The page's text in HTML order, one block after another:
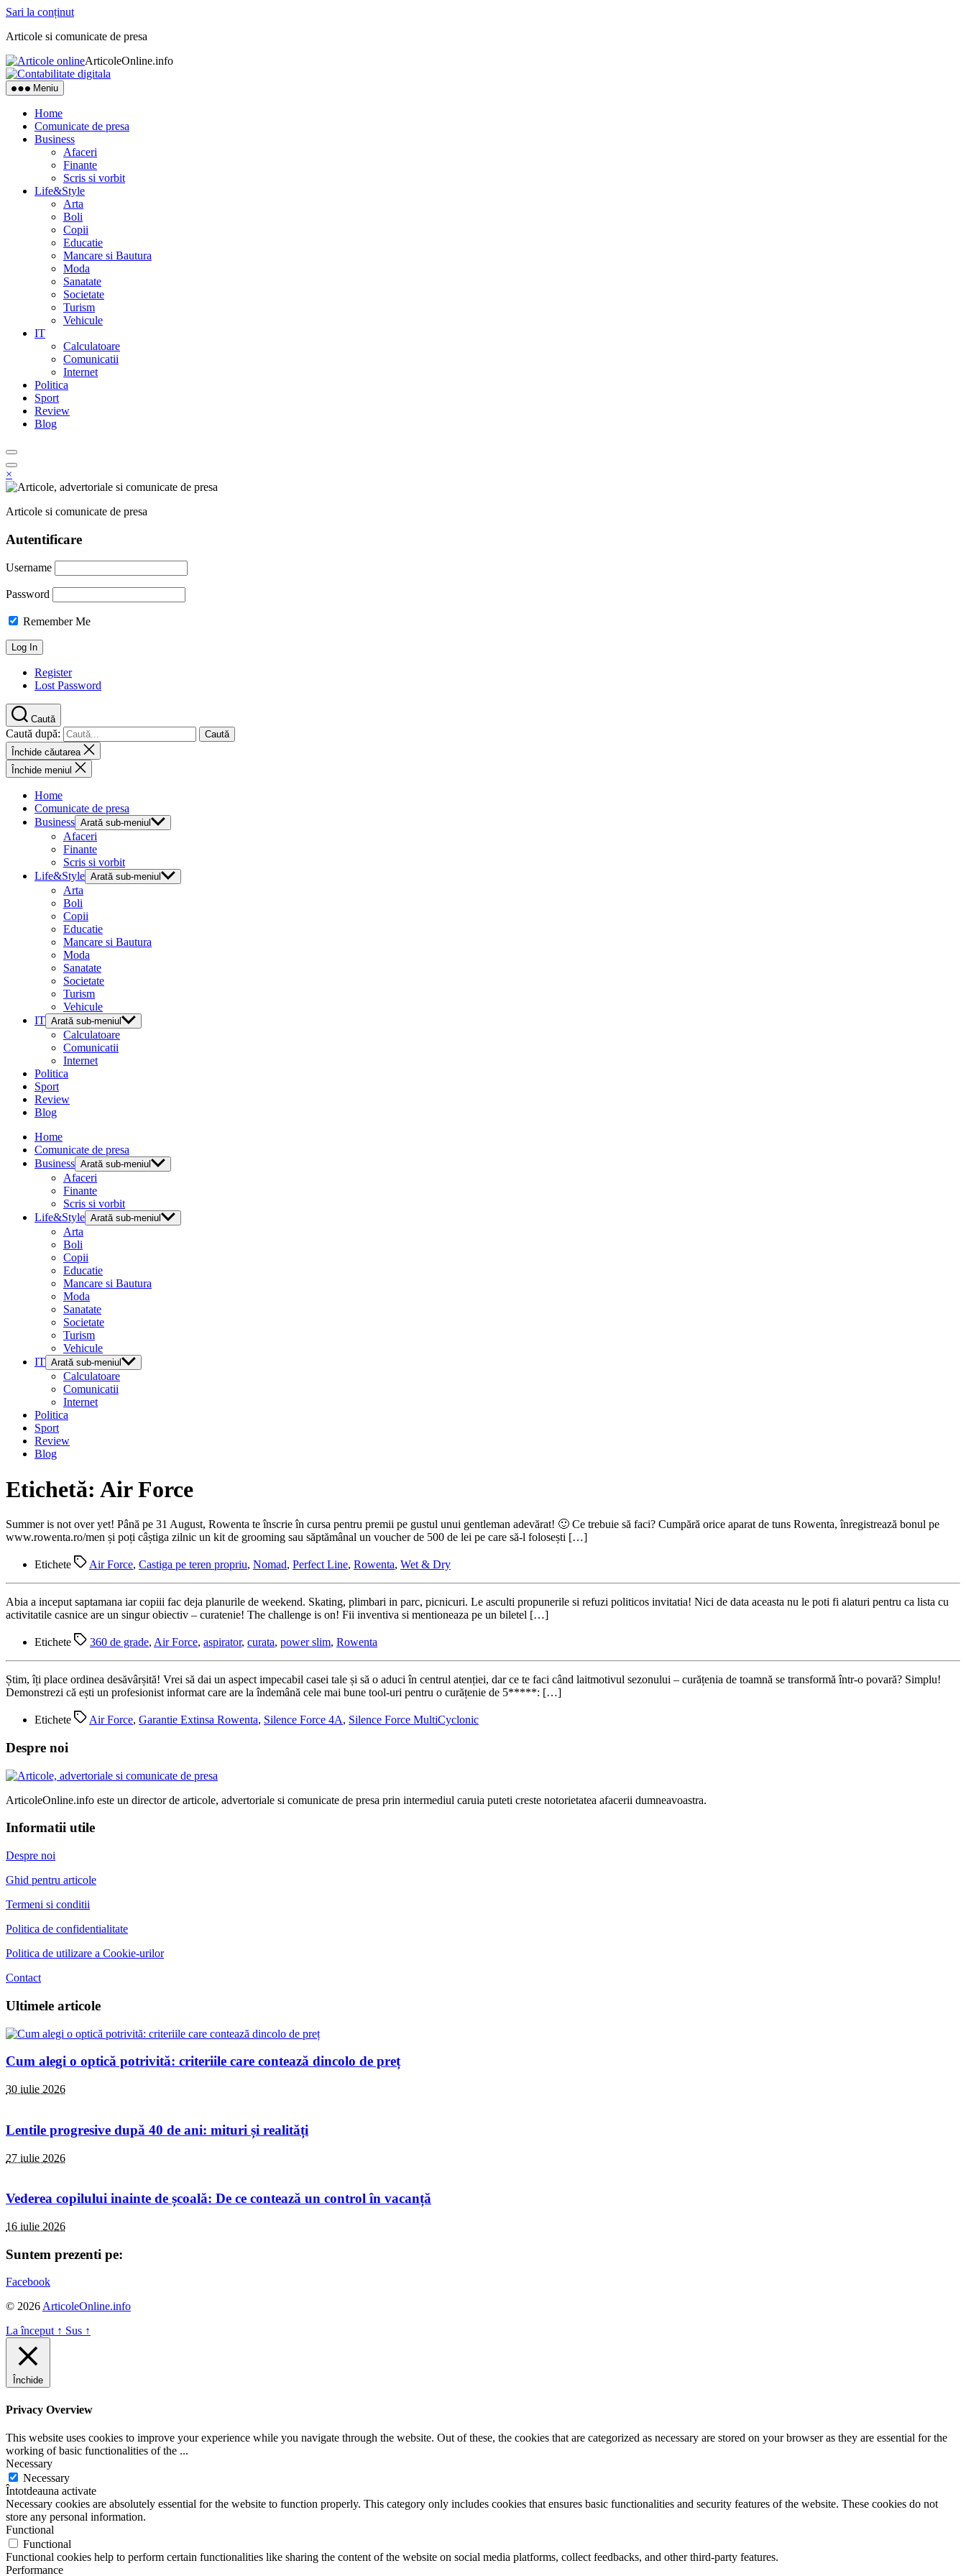
Sari la conținut
Articole si comunicate de presa
ArticoleOnline.info
Meniu
Home
Comunicate de presa
Business
Afaceri
Finante
Scris si vorbit
Life&Style
Arta
Boli
Copii
Educatie
Mancare si Bautura
Moda
Sanatate
Societate
Turism
Vehicule
IT
Calculatoare
Comunicatii
Internet
Politica
Sport
Review
Blog
×
Articole si comunicate de presa
Autentificare
Username
Password
Remember Me
Register
Lost Password
Caută
Caută după:
Închide căutarea
Închide meniul
Home
Comunicate de presa
Business Arată sub-meniul
Afaceri
Finante
Scris si vorbit
Life&Style Arată sub-meniul
Arta
Boli
Copii
Educatie
Mancare si Bautura
Moda
Sanatate
Societate
Turism
Vehicule
IT Arată sub-meniul
Calculatoare
Comunicatii
Internet
Politica
Sport
Review
Blog
Home
Comunicate de presa
Business Arată sub-meniul
Afaceri
Finante
Scris si vorbit
Life&Style Arată sub-meniul
Arta
Boli
Copii
Educatie
Mancare si Bautura
Moda
Sanatate
Societate
Turism
Vehicule
IT Arată sub-meniul
Calculatoare
Comunicatii
Internet
Politica
Sport
Review
Blog
Etichetă: Air Force
Summer is not over yet! Până pe 31 August, Rowenta te înscrie în cursa pentru premii pe gustul unui gentleman adevărat! 🙂 Ce trebuie să faci? Cumpără orice aparat de tuns Rowenta, înregistrează bonul pe
www.rowenta.ro/men și poți câștiga zilnic un kit de grooming sau săptămânal un voucher de 500 de lei pe care să-l folosești […]
Etichete Air Force, Castiga pe teren propriu, Nomad, Perfect Line, Rowenta, Wet & Dry
Abia a inceput saptamana iar copiii fac deja planurile de weekend. Skating, plimbari in parc, picnicuri. Le asculti propunerile si refuzi politicos invitatia! Nici de data aceasta nu le poti fi alaturi pentru ca lista cu
activitatile casnice are un singur obiectiv – curatenie! The challenge is on! Fii inventiva si mentioneaza pe un biletel […]
Etichete 360 de grade, Air Force, aspirator, curata, power slim, Rowenta
Știm, îți place ordinea desăvârșită! Vrei să dai un aspect impecabil casei tale și să o aduci în centrul atenției, dar ce te faci când laitmotivul sezonului – curățenia de toamnă se transformă într-o povară? Simplu!
Demonstrezi că ești un profesionist informat care are la îndemână cele mai bune tool-uri pentru o curățenie de 5*****: […]
Etichete Air Force, Garantie Extinsa Rowenta, Silence Force 4A, Silence Force MultiCyclonic
Despre noi
ArticoleOnline.info este un director de articole, advertoriale si comunicate de presa prin intermediul caruia puteti creste notorietatea afacerii dumneavoastra.
Informatii utile
Despre noi
Ghid pentru articole
Termeni si conditii
Politica de confidentialitate
Politica de utilizare a Cookie-urilor
Contact
Ultimele articole
Cum alegi o optică potrivită: criteriile care contează dincolo de preț
30 iulie 2026
Lentile progresive după 40 de ani: mituri și realități
27 iulie 2026
Vederea copilului inainte de școală: De ce contează un control în vacanță
16 iulie 2026
Suntem prezenti pe:
Facebook
© 2026 ArticoleOnline.info
La început ↑ Sus ↑
Închide
Privacy Overview
This website uses cookies to improve your experience while you navigate through the website. Out of these, the cookies that are categorized as necessary are stored on your browser as they are essential for the
working of basic functionalities of the ...
Necessary
Necessary
Întotdeauna activate
Necessary cookies are absolutely essential for the website to function properly. This category only includes cookies that ensures basic functionalities and security features of the website. These cookies do not
store any personal information.
Functional
Functional
Functional cookies help to perform certain functionalities like sharing the content of the website on social media platforms, collect feedbacks, and other third-party features.
Performance